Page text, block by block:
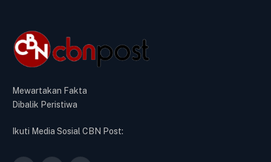
Mewartakan Fakta
Dibalik Peristiwa
Ikuti Media Sosial CBN Post: